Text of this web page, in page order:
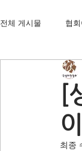
전체 게시물 협
영주댐바로알기
[
최종